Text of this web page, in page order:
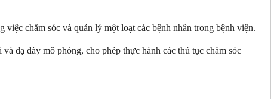
chăm sóc và quản lý một loạt các bệnh nhân trong bệnh viện.
dạ dày mô phỏng, cho phép thực hành các thủ tục chăm sóc